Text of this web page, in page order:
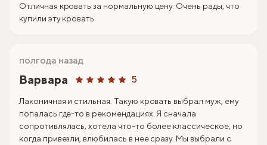
Отличная кровать за нормальную цену. Очень рады, что
купили эту кровать.
Варвара 5
полгода назад
Лаконичная и стильная. Такую кровать выбрал муж, ему
попалась где-то в рекомендациях. Я сначала
сопротивлялась, хотела что-то более классическое, но
когда привезли, влюбилась в нее сразу. Мы выбрали с